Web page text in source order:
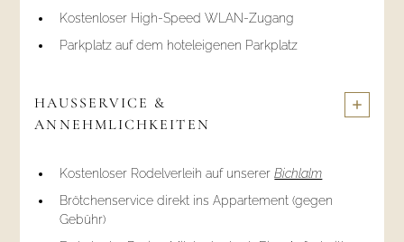
Kostenloser High-Speed WLAN-Zugang
Parkplatz auf dem hoteleigenen Parkplatz
HAUSSERVICE &
ANNEHMLICHKEITEN
Kostenloser Rodelverleih auf unsererBichlalm
Brötchenservice direkt ins Appartement (gegen
Gebühr)